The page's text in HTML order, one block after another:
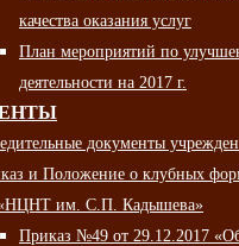
качества оказания услуг
План мероприятий по
деятельности на 2017 г.
документы
и Положение о клубных
им. С.П. Кадышева»
Приказ №49 от 29.12.2017